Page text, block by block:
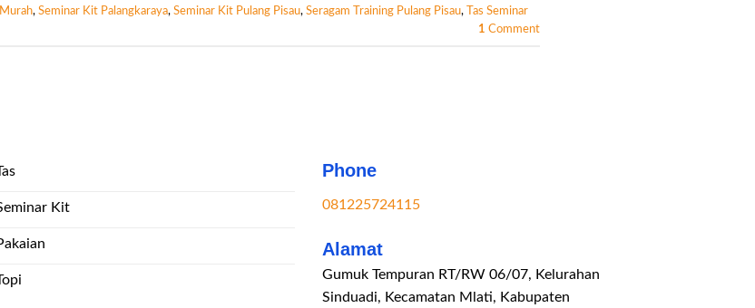
, Seminar Kit Palangkaraya, Seminar Kit Pulang Pisau, Seragam Training Pulang Pisau,
Tas Seminar
1 Comment
Kit
Phone
081225724115
Alamat
Gumuk Tempuran RT/RW 06/07, Kelurahan
Sinduadi, Kecamatan Mlati, Kabupaten